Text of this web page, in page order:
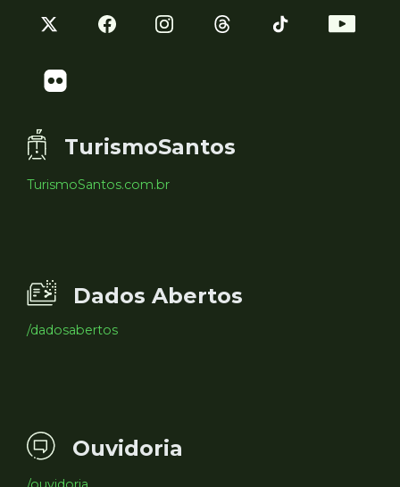
TurismoSantos
TurismoSantos.com.br
Dados Abertos
/dadosabertos
Ouvidoria